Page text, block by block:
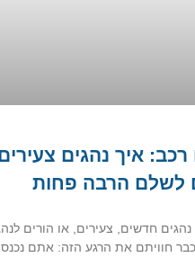
רכב: איך נהגים
לשלם הרבה פחות
חדשים, צעירים, או הורים
חוויתם את הרגע הזה: אתם